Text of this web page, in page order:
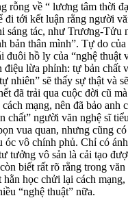
rỗng về “ lương tâm thời
đi tới kết luận rằng người
sáng tác, như Trương-Tửu
bản thân mình”. Tự do
đuôi hồ ly của “nghệ thuật
điệu lừa phỉnh: tự bản chất
nhiên” sẽ thấy sự thật và
đã trải qua cuộc đời cũ
mạng, nên đã bảo anh
chất” người văn nghệ sĩ
vua quan, nhưng cũng
óc vô chính phủ. Chỉ có
tưởng vô sản là cải tạo
biết rất rõ rằng trong
học chửi lại cách
“nghệ thuật” nữa.